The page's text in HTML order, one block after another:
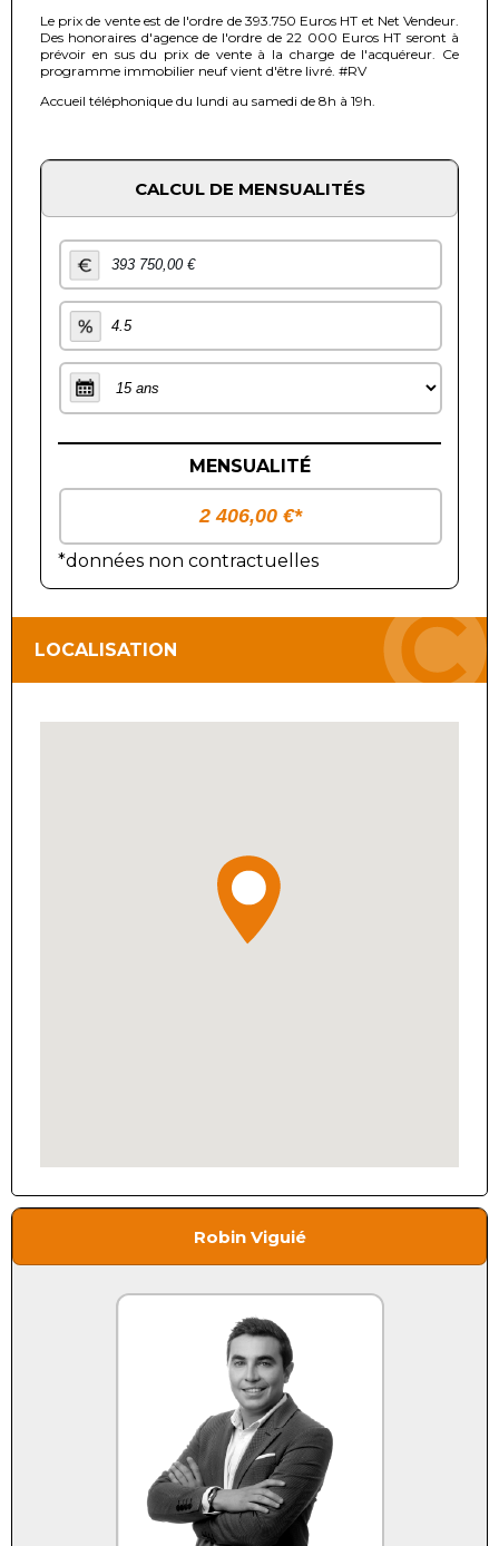
Le prix de vente est de l'ordre de 393.750 Euros HT et Net Vendeur.
Des honoraires d'agence de l'ordre de 22 000 Euros HT seront à
prévoir en sus du prix de vente à la charge de l'acquéreur. Ce
programme immobilier neuf vient d'être livré. #RV
Accueil téléphonique du lundi au samedi de 8h à 19h.
CALCUL DE MENSUALITÉS
MENSUALITÉ
*données non contractuelles
LOCALISATION
Robin Viguié